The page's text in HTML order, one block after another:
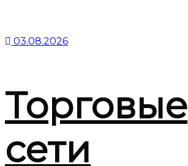
03.08.2026
Торговые
сети